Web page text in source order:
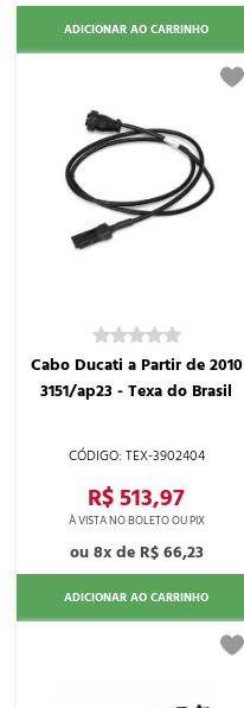
ADICIONAR AO CARRINHO
TEX-3902404
Cabo Ducati a Partir de 2010
3151/ap23 - Texa do Brasil
R$ 513,97
8x de R$ 66,23
ADICIONAR AO CARRINHO